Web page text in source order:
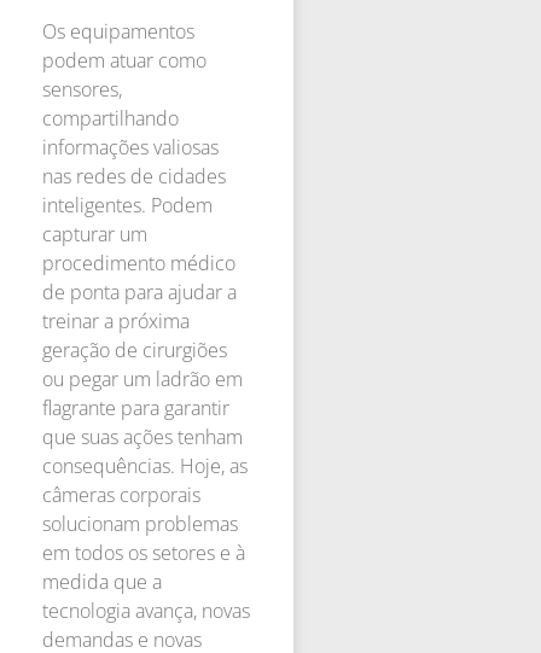
Os equipamentos
podem atuar como
sensores,
compartilhando
informações valiosas
nas redes de cidades
inteligentes. Podem
capturar um
procedimento médico
de ponta para ajudar a
treinar a próxima
geração de cirurgiões
ou pegar um ladrão em
flagrante para garantir
que suas ações tenham
consequências. Hoje, as
câmeras corporais
solucionam problemas
em todos os setores e à
medida que a
tecnologia avança, novas
demandas e novas